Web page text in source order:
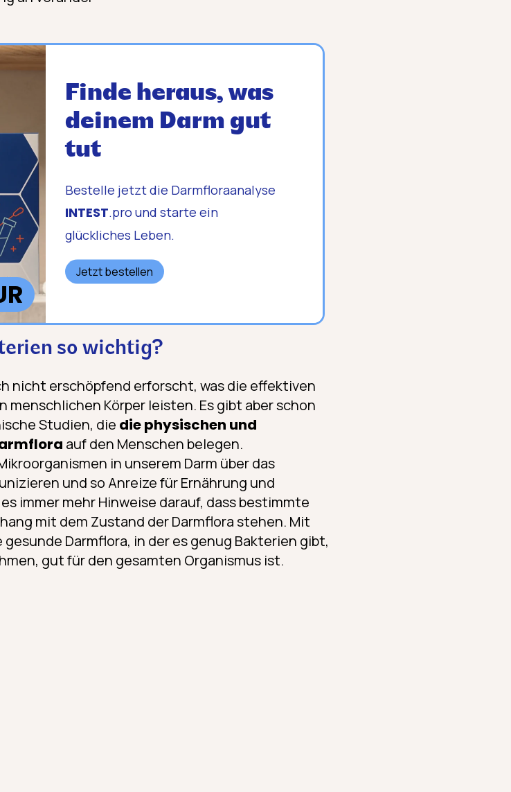
Finde heraus, was
deinem Darm gut
tut
Bestelle jetzt die Darmfloraanalyse
INTEST.pro und starte ein
glückliches Leben.
Jetzt bestellen
so wichtig?
nicht erschöpfend erforscht, was die effektiven
menschlichen Körper leisten. Es gibt aber schon
Studien, die die physischen und
auf den Menschen belegen.
in unserem Darm über das
und so Anreize für Ernährung und
immer mehr Hinweise darauf, dass bestimmte
mit dem Zustand der Darmflora stehen. Mit
Darmflora, in der es genug Bakterien gibt,
gut für den gesamten Organismus ist.